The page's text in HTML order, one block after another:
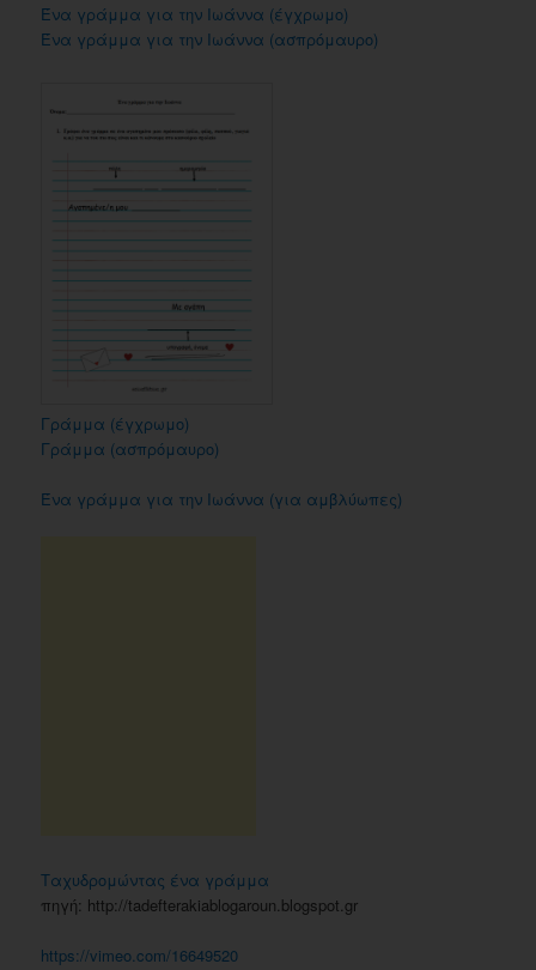
Ένα γράμμα για την Ιωάννα (έγχρωμο)
Ένα γράμμα για την Ιωάννα (ασπρόμαυρο)
Γράμμα (έγχρωμο)
Γράμμα (ασπρόμαυρο)
Ένα γράμμα για την Ιωάννα (για αμβλύωπες)
Ταχυδρομώντας ένα γράμμα
πηγή: http://tadefterakiablogaroun.blogspot.gr
https://vimeo.com/16649520